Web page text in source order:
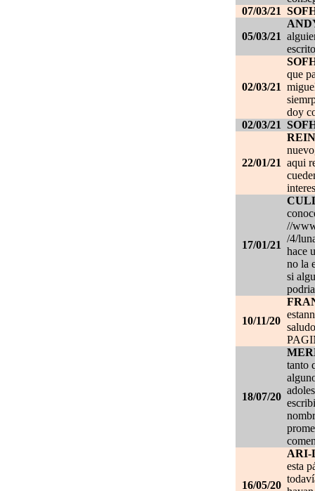
07/03/21
05/03/21
02/03/21
que
doy
02/03/21
22/01/21 aqui
17/01/21
//
/4/
hace
no la
si
10/11/20
18/07/20
tanto
16/05/20
ARI-
esta